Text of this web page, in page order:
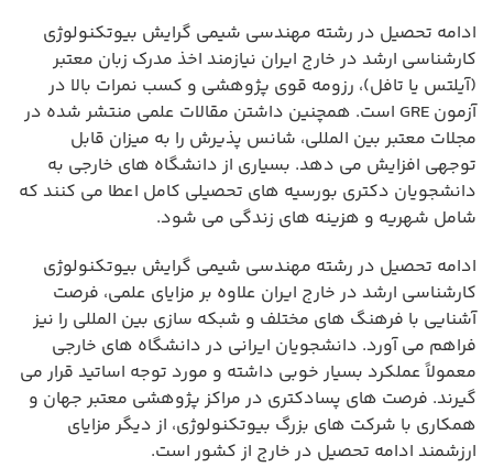
ادامه تحصیل در رشته مهندسی شیمی گرایش بیوتکنولوژی
کارشناسی ارشد در خارج ایران نیازمند اخذ مدرک زبان معتبر
(آیلتس یا تافل)، رزومه قوی پژوهشی و کسب نمرات بالا در
آزمون GRE است. همچنین داشتن مقالات علمی منتشر شده در
مجلات معتبر بین المللی، شانس پذیرش را به میزان قابل
توجهی افزایش می دهد. بسیاری از دانشگاه های خارجی به
دانشجویان دکتری بورسیه های تحصیلی کامل اعطا می کنند که
شامل شهریه و هزینه های زندگی می شود.
ادامه تحصیل در رشته مهندسی شیمی گرایش بیوتکنولوژی
کارشناسی ارشد در خارج ایران علاوه بر مزایای علمی، فرصت
آشنایی با فرهنگ های مختلف و شبکه سازی بین المللی را نیز
فراهم می آورد. دانشجویان ایرانی در دانشگاه های خارجی
معمولاً عملکرد بسیار خوبی داشته و مورد توجه اساتید قرار می
گیرند. فرصت های پسادکتری در مراکز پژوهشی معتبر جهان و
همکاری با شرکت های بزرگ بیوتکنولوژی، از دیگر مزایای
ارزشمند ادامه تحصیل در خارج از کشور است.